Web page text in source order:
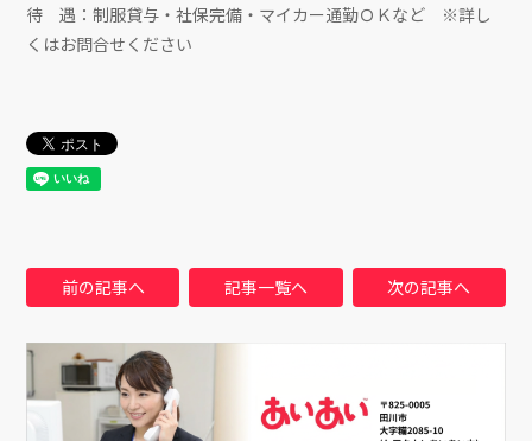
待 遇：制服貸与・社保完備・マイカー通勤ＯＫなど ※詳し
くはお問合せください
前の記事へ 記事一覧へ 次の記事へ